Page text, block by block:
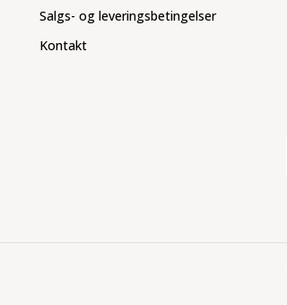
Salgs- og leveringsbetingelser
Kontakt